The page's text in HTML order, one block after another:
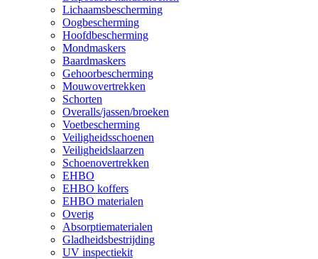
Lichaamsbescherming
Oogbescherming
Hoofdbescherming
Mondmaskers
Baardmaskers
Gehoorbescherming
Mouwovertrekken
Schorten
Overalls/jassen/broeken
Voetbescherming
Veiligheidsschoenen
Veiligheidslaarzen
Schoenovertrekken
EHBO
EHBO koffers
EHBO materialen
Overig
Absorptiematerialen
Gladheidsbestrijding
UV inspectiekit